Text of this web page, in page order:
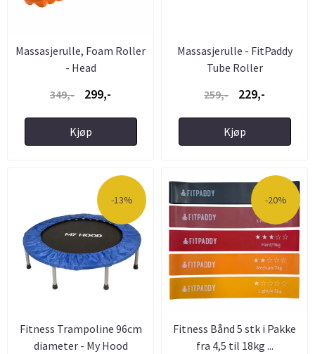
Massasjerulle, Foam Roller
- Head
349,-
299,-
Kjøp
Massasjerulle - FitPaddy
Tube Roller
259,-
229,-
Kjøp
-13%
Fitness Trampoline 96cm
diameter - My Hood
-20%
Fitness Bånd 5 stk i Pakke
fra 4,5 til 18kg ...